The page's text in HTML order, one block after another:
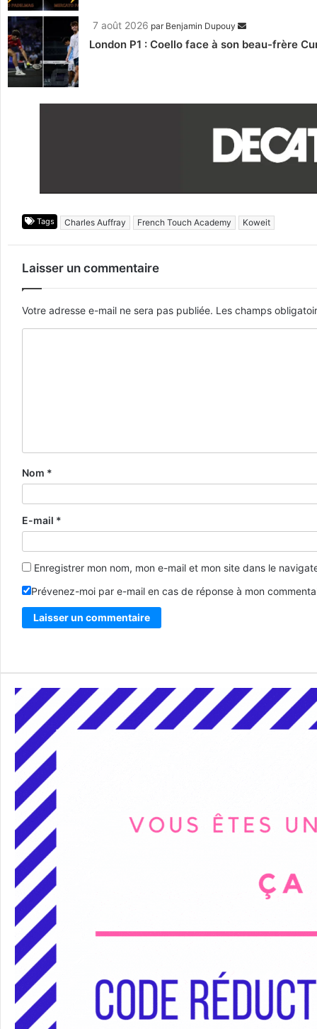
7 août 2026 par Benjamin Dupouy
London P1 : Coello face à son beau-frère
Tags Charles Auffray French Touch Academy Koweit
Laisser un commentaire
Votre adresse e-mail ne sera pas publiée. Les champs
Nom *
E-mail *
Enregistrer mon nom, mon e-mail et mon site dans le
Prévenez-moi par e-mail en cas de réponse à mon